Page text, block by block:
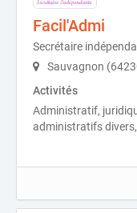
Facil'Admi
Secrétaire
Sauvagnon
Activités
Administratif,
administratifs